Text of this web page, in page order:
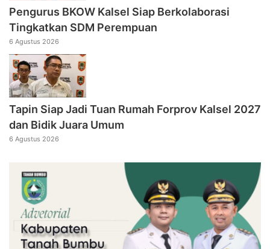
Pengurus BKOW Kalsel Siap Berkolaborasi
Tingkatkan SDM Perempuan
6 Agustus 2026
Tapin Siap Jadi Tuan Rumah Forprov Kalsel 2027
dan Bidik Juara Umum
6 Agustus 2026